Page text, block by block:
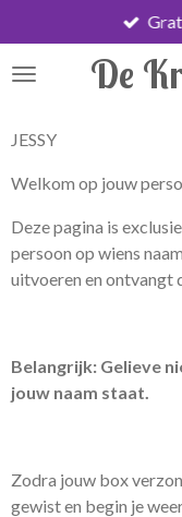
direct
naar
De
JESSY
Welkom op jouw
Deze pagina is
persoon op wiens
uitvoeren en ontvangt
Belangrijk: Gelieve
jouw naam staat.
Zodra jouw box
gewist en begin je